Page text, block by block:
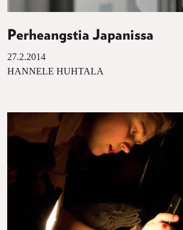
Perheangstia Japanissa
27.2.2014
HANNELE HUHTALA